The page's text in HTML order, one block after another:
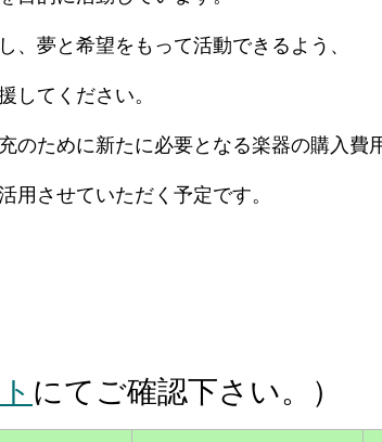
、夢と希望をもって活動できるよう、
してください。
のために新たに必要となる楽器の購入費
用させていただく予定です。
にてご確認下さい。）